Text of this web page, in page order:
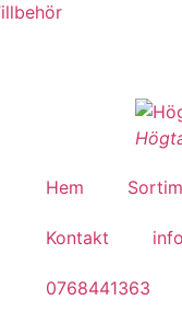
Hem
Kontakt
0768441363